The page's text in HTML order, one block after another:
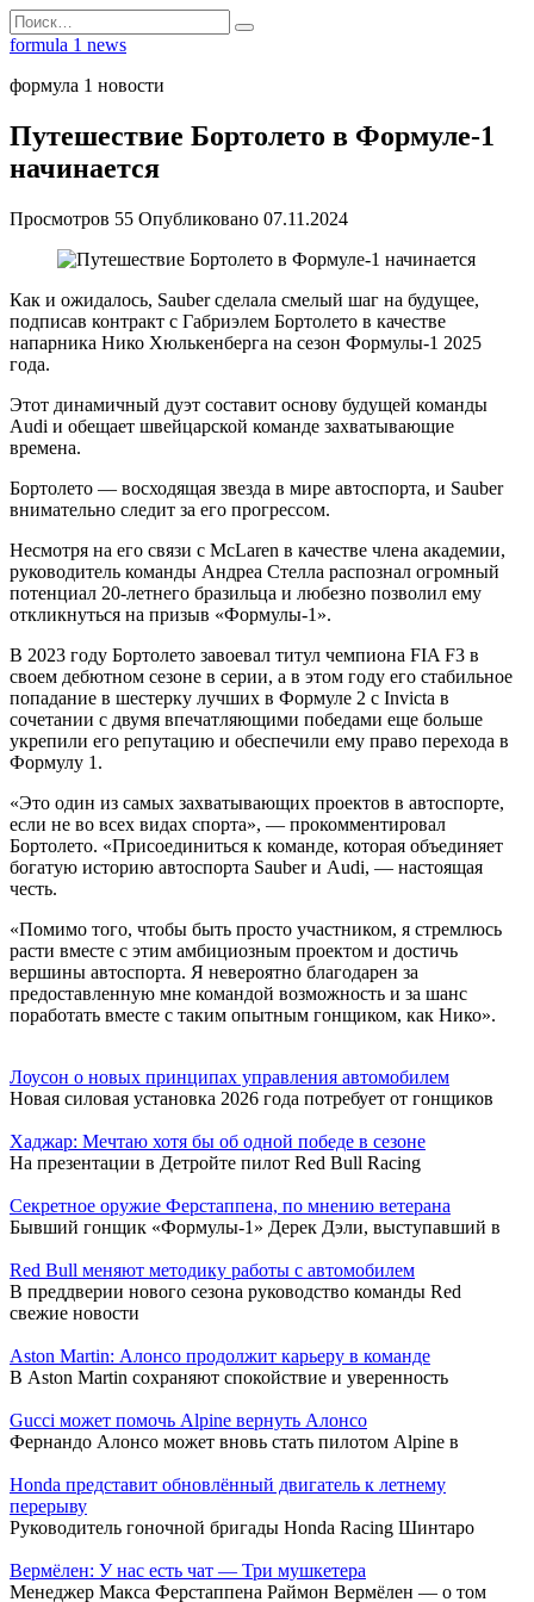
Перейти
к
Search
for:
formula 1 news
формула 1 новости
Путешествие Бортолето в Формуле-1
начинается
Просмотров 55 Опубликовано 07.11.2024
Как и ожидалось, Sauber сделала смелый шаг на будущее,
подписав контракт с Габриэлем Бортолето в качестве
напарника Нико Хюлькенберга на сезон Формулы-1 2025
года.
Этот динамичный дуэт составит основу будущей команды
Audi и обещает швейцарской команде захватывающие
времена.
Бортолето — восходящая звезда в мире автоспорта, и Sauber
внимательно следит за его прогрессом.
Несмотря на его связи с McLaren в качестве члена академии,
руководитель команды Андреа Стелла распознал огромный
потенциал 20-летнего бразильца и любезно позволил ему
откликнуться на призыв «Формулы-1».
В 2023 году Бортолето завоевал титул чемпиона FIA F3 в
своем дебютном сезоне в серии, а в этом году его стабильное
попадание в шестерку лучших в Формуле 2 с Invicta в
сочетании с двумя впечатляющими победами еще больше
укрепили его репутацию и обеспечили ему право перехода в
Формулу 1.
«Это один из самых захватывающих проектов в автоспорте,
если не во всех видах спорта», — прокомментировал
Бортолето. «Присоединиться к команде, которая объединяет
богатую историю автоспорта Sauber и Audi, — настоящая
честь.
«Помимо того, чтобы быть просто участником, я стремлюсь
расти вместе с этим амбициозным проектом и достичь
вершины автоспорта. Я невероятно благодарен за
предоставленную мне командой возможность и за шанс
поработать вместе с таким опытным гонщиком, как Нико».
Лоусон о новых принципах управления автомобилем
Новая силовая установка 2026 года потребует от гонщиков
Хаджар: Мечтаю хотя бы об одной победе в сезоне
На презентации в Детройте пилот Red Bull Racing
Секретное оружие Ферстаппена, по мнению ветерана
Бывший гонщик «Формулы-1» Дерек Дэли, выступавший в
Red Bull меняют методику работы с автомобилем
В преддверии нового сезона руководство команды Red
свежие новости
Aston Martin: Алонсо продолжит карьеру в команде
В Aston Martin сохраняют спокойствие и уверенность
Gucci может помочь Alpine вернуть Алонсо
Фернандо Алонсо может вновь стать пилотом Alpine в
Honda представит обновлённый двигатель к летнему
перерыву
Руководитель гоночной бригады Honda Racing Шинтаро
Вермёлен: У нас есть чат — Три мушкетера
Менеджер Макса Ферстаппена Раймон Вермёлен — о том